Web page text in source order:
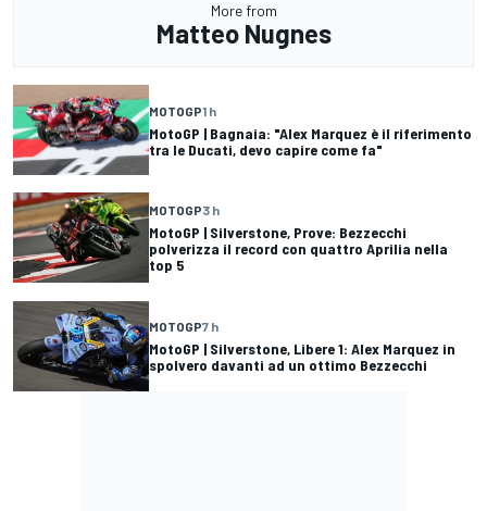
More from
Matteo Nugnes
MOTOGP1 h
MotoGP | Bagnaia: "Alex Marquez è il riferimento
tra le Ducati, devo capire come fa"
MOTOGP3 h
MotoGP | Silverstone, Prove: Bezzecchi
polverizza il record con quattro Aprilia nella
top 5
MOTOGP7 h
MotoGP | Silverstone, Libere 1: Alex Marquez in
spolvero davanti ad un ottimo Bezzecchi